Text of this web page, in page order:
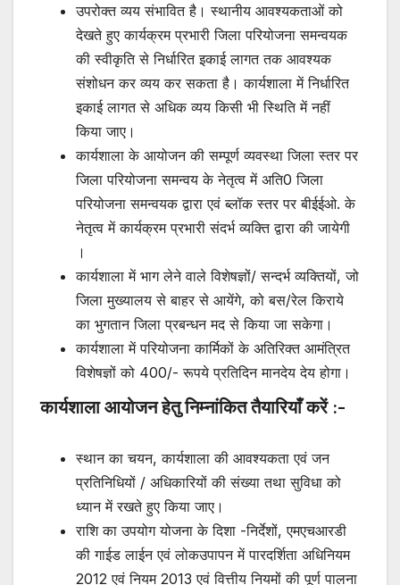
उपरोक्त व्यय संभावित है। स्थानीय आवश्यकताओं को
देखते हुए कार्यक्रम प्रभारी जिला परियोजना समन्वयक
की स्वीकृति से निर्धारित इकाई लागत तक आवश्यक
संशोधन कर व्यय कर सकता है। कार्यशाला में निर्धारित
इकाई लागत से अधिक व्यय किसी भी स्थिति में नहीं
किया जाए।
कार्यशाला के आयोजन की सम्पूर्ण व्यवस्था जिला स्तर पर
जिला परियोजना समन्वय के नेतृत्व में अति0 जिला
परियोजना समन्वयक द्वारा एवं ब्लॉक स्तर पर बीईईओ. के
नेतृत्व में कार्यक्रम प्रभारी संदर्भ व्यक्ति द्वारा की जायेगी
।
कार्यशाला में भाग लेने वाले विशेषज्ञों/ सन्दर्भ व्यक्तियों, जो
जिला मुख्यालय से बाहर से आयेंगे, को बस/रेल किराये
का भुगतान जिला प्रबन्धन मद से किया जा सकेगा।
कार्यशाला में परियोजना कार्मिकों के अतिरिक्त आमंत्रित
विशेषज्ञों को 400/- रूपये प्रतिदिन मानदेय देय होगा।
कार्यशाला आयोजन हेतु निम्नांकित तैयारियाँ करें :-
स्थान का चयन, कार्यशाला की आवश्यकता एवं जन
प्रतिनिधियों / अधिकारियों की संख्या तथा सुविधा को
ध्यान में रखते हुए किया जाए।
राशि का उपयोग योजना के दिशा -निर्देशों, एमएचआरडी
की गाईड लाईन एवं लोकउपापन में पारदर्शिता अधिनियम
2012 एवं नियम 2013 एवं वित्तीय नियमों की पूर्ण पालना